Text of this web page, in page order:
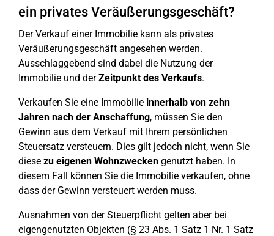
ein privates Veräußerungsgeschäft?
Der Verkauf einer Immobilie kann als privates
Veräußerungsgeschäft angesehen werden.
Ausschlaggebend sind dabei die Nutzung der
Immobilie und derZeitpunkt des Verkaufs.
Verkaufen Sie eine Immobilie innerhalb von zehn
Jahren nach der Anschaffung, müssen Sie den
Gewinn aus dem Verkauf mit Ihrem persönlichen
Steuersatz versteuern. Dies gilt jedoch nicht, wenn Sie
diese zu eigenen Wohnzwecken genutzt haben. In
diesem Fall können Sie die Immobilie verkaufen, ohne
dass der Gewinn versteuert werden muss.
Ausnahmen von der Steuerpflicht gelten aber bei
eigengenutzten Objekten (§ 23 Abs. 1 Satz 1 Nr. 1 Satz